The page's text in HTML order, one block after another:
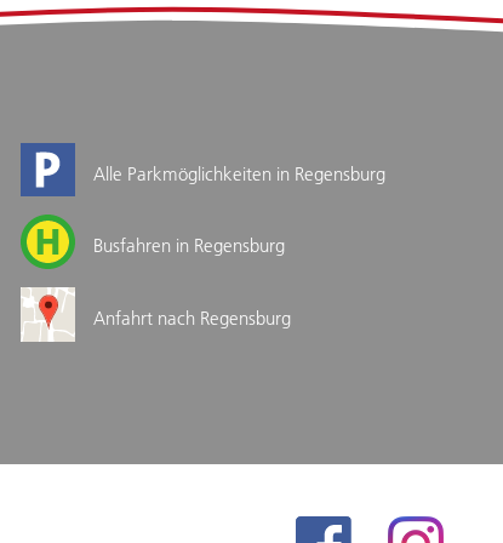
Alle Parkmöglichkeiten in Regensburg
Busfahren in Regensburg
Anfahrt nach Regensburg